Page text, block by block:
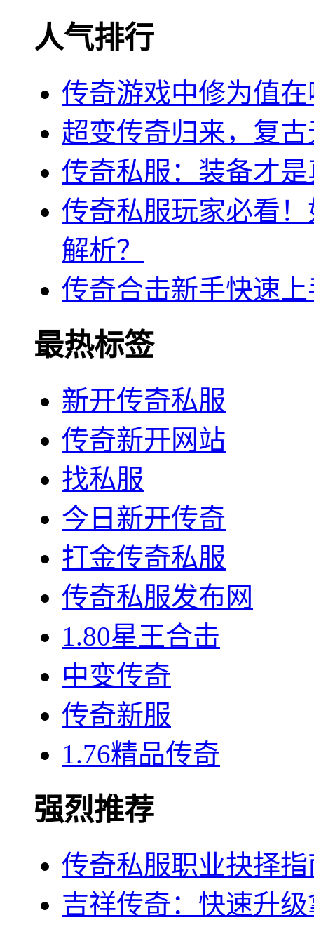
人气排行
传奇游戏中修为值
超变传奇归来，复
传奇私服：装备才
传奇私服玩家必看
解析？
传奇合击新手快速
最热标签
新开传奇私服
传奇新开网站
找私服
今日新开传奇
打金传奇私服
传奇私服发布网
1.80星王合击
中变传奇
传奇新服
1.76精品传奇
强烈推荐
传奇私服职业抉择
吉祥传奇：快速升